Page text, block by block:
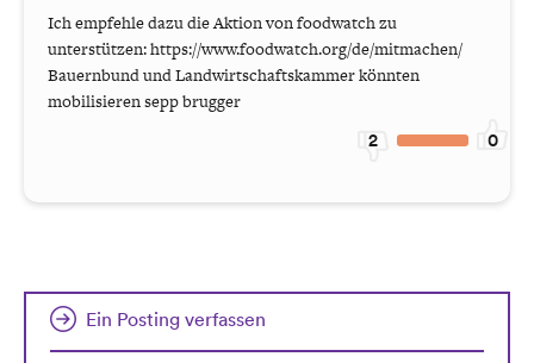
Ich empfehle dazu die Aktion von foodwatch zu
unterstützen: https://www.foodwatch.org/de/mitmachen/
Bauernbund und Landwirtschaftskammer könnten
mobilisieren sepp brugger
2 0
Ein Posting verfassen